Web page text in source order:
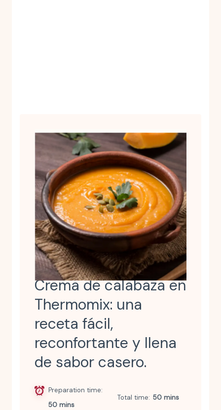
Crema de calabaza en
Thermomix: una
receta fácil,
reconfortante y llena
de sabor casero.
Preparation time
50 mins
Total time 50 mins